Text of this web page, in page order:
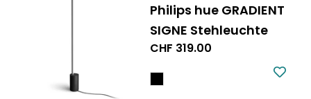
Philips hue GRADIENT
SIGNE Stehleuchte
Regulärer
CHF 319.00